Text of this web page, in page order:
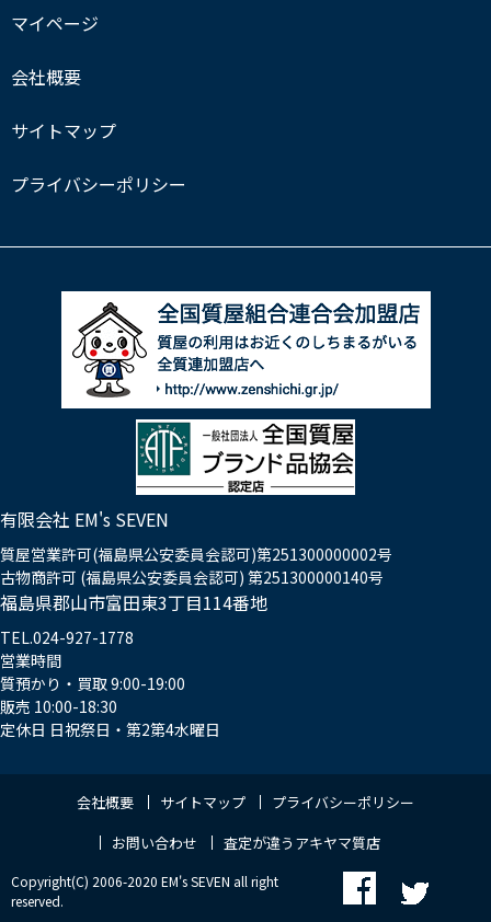
マイページ
会社概要
サイトマップ
プライバシーポリシー
有限会社 EM's SEVEN
質屋営業許可(福島県公安委員会認可)第251300000002号
古物商許可 (福島県公安委員会認可) 第251300000140号
福島県郡山市富田東3丁目114番地
TEL.024-927-1778
営業時間
質預かり・買取 9:00-19:00
販売 10:00-18:30
定休日 日祝祭日・第2第4水曜日
会社概要 サイトマップ
プライバシーポリシー
お問い合わせ
査定が違うアキヤマ質店
Copyright(C) 2006-2020 EM's SEVEN all right
reserved.